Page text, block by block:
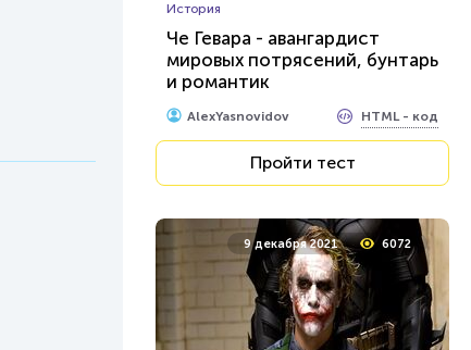
История
Че Гевара - авангардист
мировых потрясений, бунтарь
и романтик
AlexYasnovidov HTML - код
Пройти тест
9 декабря 2021 6072